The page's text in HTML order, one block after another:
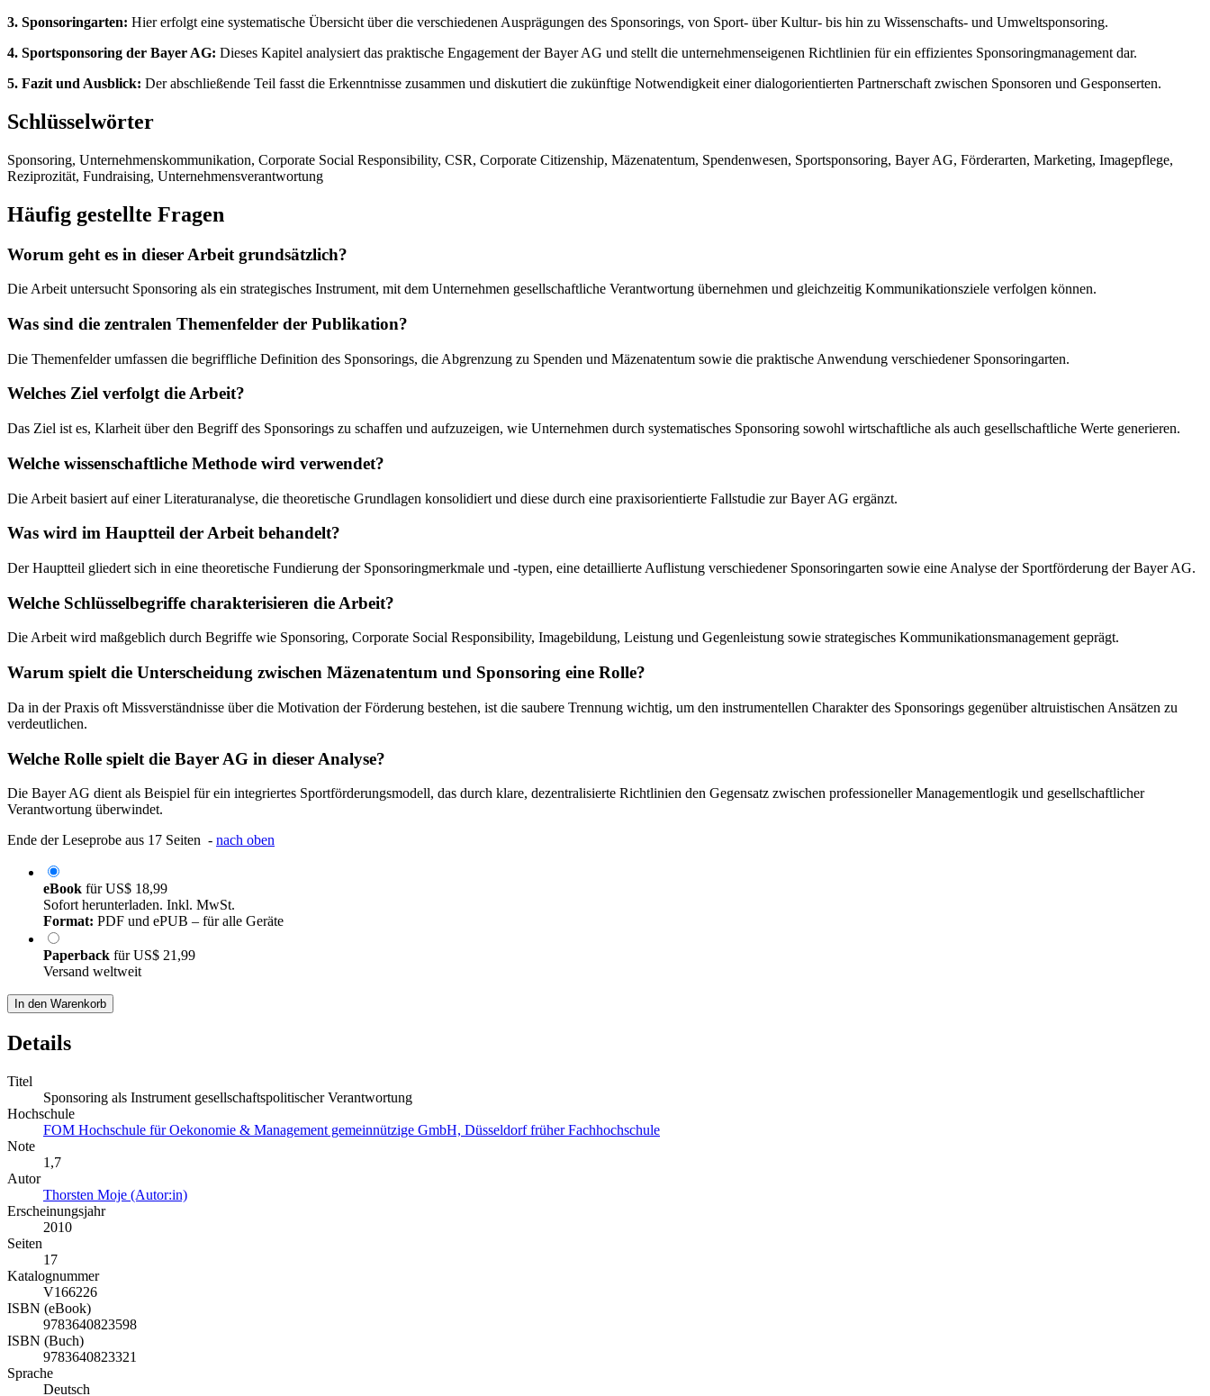
3. Sponsoringarten: Hier erfolgt eine systematische Übersicht über die verschiedenen Ausprägungen des Sponsorings, von Sport- über Kultur- bis hin zu Wissenschafts- und Umweltsponsoring.
4. Sportsponsoring der Bayer AG: Dieses Kapitel analysiert das praktische Engagement der Bayer AG und stellt die unternehmenseigenen Richtlinien für ein effizientes Sponsoringmanagement dar.
5. Fazit und Ausblick: Der abschließende Teil fasst die Erkenntnisse zusammen und diskutiert die zukünftige Notwendigkeit einer dialogorientierten Partnerschaft zwischen Sponsoren und Gesponserten.
Schlüsselwörter
Sponsoring, Unternehmenskommunikation, Corporate Social Responsibility, CSR, Corporate Citizenship, Mäzenatentum, Spendenwesen, Sportsponsoring, Bayer AG, Förderarten, Marketing, Imagepflege,
Reziprozität, Fundraising, Unternehmensverantwortung
Häufig gestellte Fragen
Worum geht es in dieser Arbeit grundsätzlich?
Die Arbeit untersucht Sponsoring als ein strategisches Instrument, mit dem Unternehmen gesellschaftliche Verantwortung übernehmen und gleichzeitig Kommunikationsziele verfolgen können.
Was sind die zentralen Themenfelder der Publikation?
Die Themenfelder umfassen die begriffliche Definition des Sponsorings, die Abgrenzung zu Spenden und Mäzenatentum sowie die praktische Anwendung verschiedener Sponsoringarten.
Welches Ziel verfolgt die Arbeit?
Das Ziel ist es, Klarheit über den Begriff des Sponsorings zu schaffen und aufzuzeigen, wie Unternehmen durch systematisches Sponsoring sowohl wirtschaftliche als auch gesellschaftliche Werte generieren.
Welche wissenschaftliche Methode wird verwendet?
Die Arbeit basiert auf einer Literaturanalyse, die theoretische Grundlagen konsolidiert und diese durch eine praxisorientierte Fallstudie zur Bayer AG ergänzt.
Was wird im Hauptteil der Arbeit behandelt?
Der Hauptteil gliedert sich in eine theoretische Fundierung der Sponsoringmerkmale und -typen, eine detaillierte Auflistung verschiedener Sponsoringarten sowie eine Analyse der Sportförderung der Bayer AG.
Welche Schlüsselbegriffe charakterisieren die Arbeit?
Die Arbeit wird maßgeblich durch Begriffe wie Sponsoring, Corporate Social Responsibility, Imagebildung, Leistung und Gegenleistung sowie strategisches Kommunikationsmanagement geprägt.
Warum spielt die Unterscheidung zwischen Mäzenatentum und Sponsoring eine Rolle?
Da in der Praxis oft Missverständnisse über die Motivation der Förderung bestehen, ist die saubere Trennung wichtig, um den instrumentellen Charakter des Sponsorings gegenüber altruistischen Ansätzen zu
verdeutlichen.
Welche Rolle spielt die Bayer AG in dieser Analyse?
Die Bayer AG dient als Beispiel für ein integriertes Sportförderungsmodell, das durch klare, dezentralisierte Richtlinien den Gegensatz zwischen professioneller Managementlogik und gesellschaftlicher
Verantwortung überwindet.
Ende der Leseprobe aus 17 Seiten - nach oben
eBook fürUS$ 18,99
Sofort herunterladen. Inkl. MwSt.
Format: PDF und ePUB – für alle Geräte
Paperback fürUS$ 21,99
Versand weltweit
In den Warenkorb
Details
Titel
Sponsoring als Instrument gesellschaftspolitischer Verantwortung
Hochschule
FOM Hochschule für Oekonomie & Management gemeinnützige GmbH, Düsseldorf früher Fachhochschule
Note
1,7
Autor
Thorsten Moje (Autor:in)
Erscheinungsjahr
2010
Seiten
17
Katalognummer
V166226
ISBN (eBook)
9783640823598
ISBN (Buch)
9783640823321
Sprache
Deutsch